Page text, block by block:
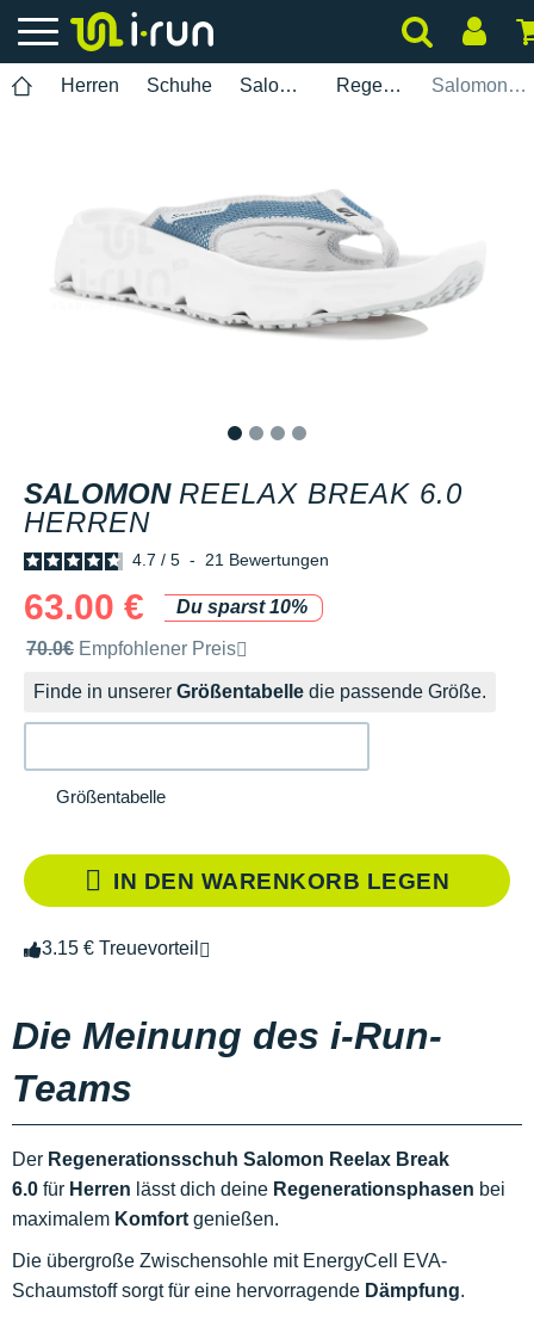
Herren Schuhe Salomon Regeneration Salomon Reelax Break 6.0 Herren
SALOMON REELAX BREAK 6.0
HERREN
4.7 / 5 - 21 Bewertungen
63.00 €
Du sparst 10%
Unverbindliche Preisempfehlung der Marke
70.0€ Empfohlener Preis
Finde in unserer Größentabelle die passende Größe.
Größentabelle
IN DEN WARENKORB LEGEN
3.15 € Treuevorteil
Die Meinung des i-Run-
Teams
Der Regenerationsschuh Salomon Reelax Break
6.0 für Herren lässt dich deine Regenerationsphasen bei
maximalem Komfort genießen.
Die übergroße Zwischensohle mit EnergyCell EVA-
Schaumstoff sorgt für eine hervorragende Dämpfung.